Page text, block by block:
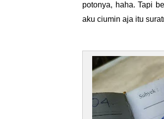
potonya, haha. Tapi
aku ciumin aja itu